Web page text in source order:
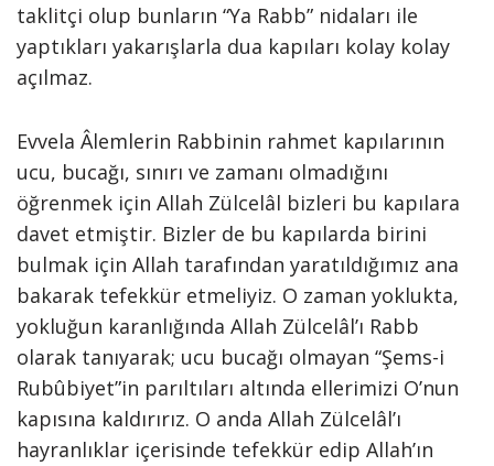
taklitçi olup bunların “Ya Rabb” nidaları ile
yaptıkları yakarışlarla dua kapıları kolay kolay
açılmaz.
Evvela Âlemlerin Rabbinin rahmet kapılarının
ucu, bucağı, sınırı ve zamanı olmadığını
öğrenmek için Allah Zülcelâl bizleri bu kapılara
davet etmiştir. Bizler de bu kapılarda birini
bulmak için Allah tarafından yaratıldığımız ana
bakarak tefekkür etmeliyiz. O zaman yoklukta,
yokluğun karanlığında Allah Zülcelâl’ı Rabb
olarak tanıyarak; ucu bucağı olmayan “Şems-i
Rubûbiyet”in parıltıları altında ellerimizi O’nun
kapısına kaldırırız. O anda Allah Zülcelâl’ı
hayranlıklar içerisinde tefekkür edip Allah’ın